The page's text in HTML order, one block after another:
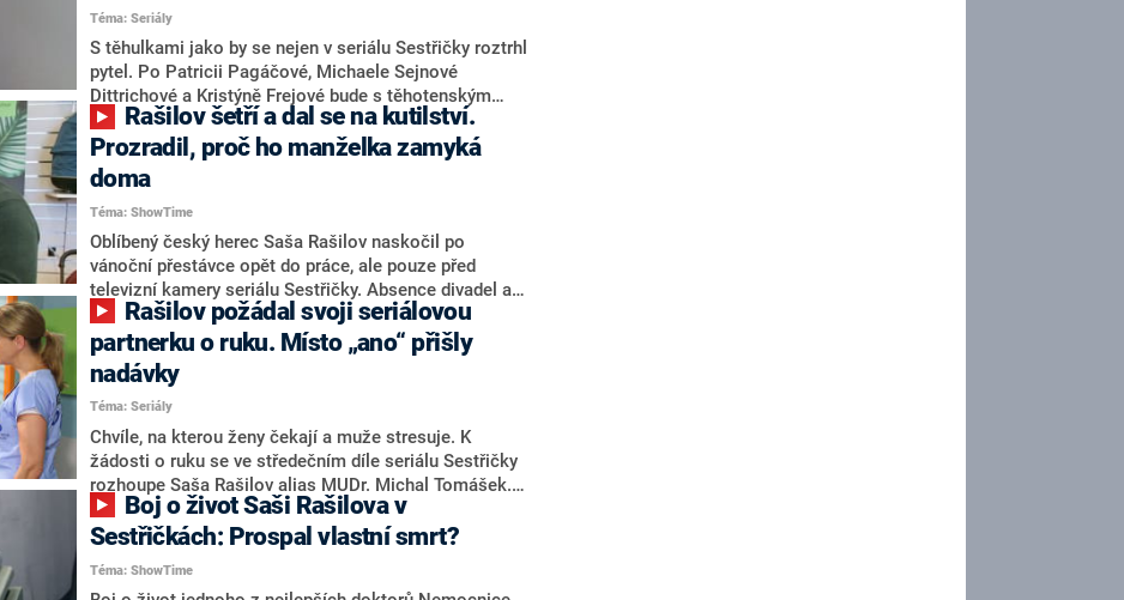
Téma: Seriály
S těhulkami jako by se nejen v seriálu Sestřičky roztrhl
pytel. Po Patricii Pagáčové, Michaele Sejnové
Dittrichové a Kristýně Frejové bude s těhotenským
bříškem v ateliérech pochodovat i Sabina Laurinová.
Zatímco první dvě jmenované herečky si na plac nosily
bříško vlastní, Sabina Laurinová zdědí umělé po
Kristýně Frejové. Její postava vrchní sestry Mery je
totiž těhotná, přestože s možností otěhotnět se už
dávno rozloučila. Jenže s kým miminko čeká?
Prozradil, proč ho manželka zamyká
doma
Téma: ShowTime
Oblíbený český herec Saša Rašilov naskočil po
vánoční přestávce opět do práce, ale pouze před
televizní kamery seriálu Sestřičky. Absence divadel a
práce spojená s živým publikem mu chybí, a tak
dlouhé chvíle zahání prací okolo rodinného domu. Stal
se z něj kutil.
partnerku o ruku. Místo „ano“ přišly
nadávky
Téma: Seriály
Chvíle, na kterou ženy čekají a muže stresuje. K
žádosti o ruku se ve středečním díle seriálu Sestřičky
rozhoupe Saša Rašilov alias MUDr. Michal Tomášek.
Reakce jeho vyvolené Mery, kterou hraje Sabina
Laurinová, ale bude jiná, než čekal. Herci ji navíc ještě
Sestřičkách: Prospal vlastní smrt?
Téma: ShowTime